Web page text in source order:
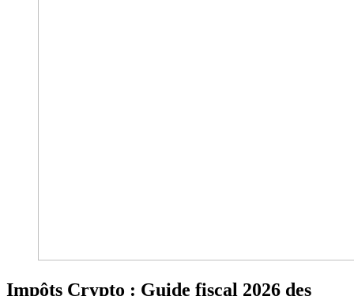
Impôts Crypto : Guide fiscal 2026 des